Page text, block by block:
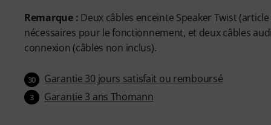
Remarque : Deux câbles enceinte Speaker Twist (article
nécessaires pour le fonctionnement, et deux câbles
connexion (câbles non inclus).
30 Garantie 30 jours satisfait ou remboursé
3 Garantie 3 ans Thomann